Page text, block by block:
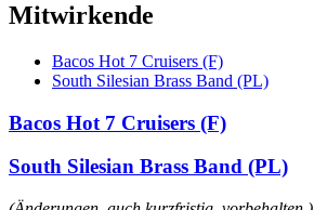
Mitwirkende
Bacos Hot 7 Cruisers (F)
South Silesian Brass Band (PL)
Bacos Hot 7 Cruisers (F)
South Silesian Brass Band (PL)